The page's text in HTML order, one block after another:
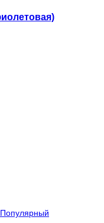
Популярный